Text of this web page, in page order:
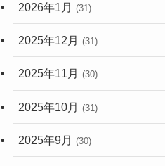
2026年1月 (31)
2025年12月 (31)
2025年11月 (30)
2025年10月 (31)
2025年9月 (30)